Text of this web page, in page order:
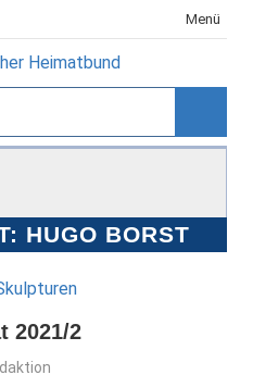
Menü
HUGO BORST
2021/2